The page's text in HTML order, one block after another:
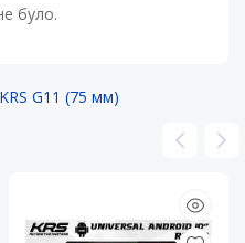
було.
G11 (75 мм)